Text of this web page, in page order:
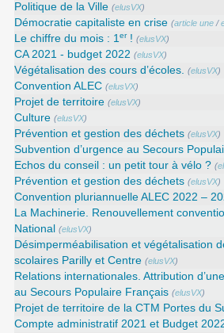
Politique de la Ville (elusVX)
Démocratie capitaliste en crise (article une /
Le chiffre du mois : 1er! (elusVX)
CA 2021 - budget 2022 (elusVX)
Végétalisation des cours d’écoles. (elusVX)
Convention ALEC (elusVX)
Projet de territoire (elusVX)
Culture (elusVX)
Prévention et gestion des déchets (elusVX)
Subvention d’urgence au Secours
Echos du conseil : un petit tour à vélo ? (
Prévention et gestion des déchets (elusVX)
Convention pluriannuelle ALEC 2022 –
La Machinerie. Renouvellement
National
(elusVX)
Désimperméabilisation et végétalisation
scolaires Parilly et Centre (elusVX)
Relations internationales. Attribution
au Secours Populaire Français (elusVX)
Projet de territoire de la CTM Portes du
Compte administratif 2021 et Budget